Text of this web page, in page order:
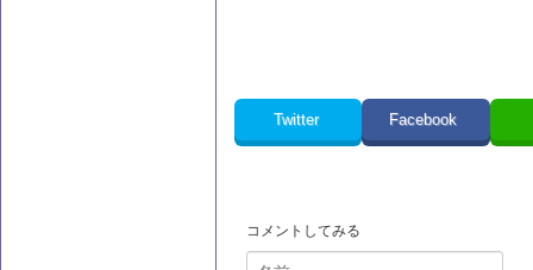
Twitter Facebook
コメントしてみる